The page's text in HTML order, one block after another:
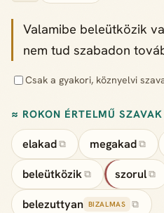
Valamibe beleütközik
nem tud szabadon
Csak a gyakori, köznyelvi
≈ ROKON ÉRTELMŰ SZAVAK
elakad ⧉ megakad ⧉
beleütközik ⧉ szorul ⧉
belezuttyan BIZALMAS ⧉